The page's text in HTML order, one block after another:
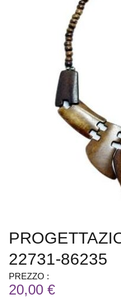
22731-86235
PREZZO :
20,00 €